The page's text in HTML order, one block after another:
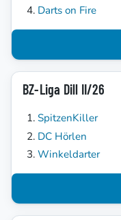
Darts on Fire
BZ-Liga Dill II/26
SpitzenKiller
DC Hörlen
Winkeldarter